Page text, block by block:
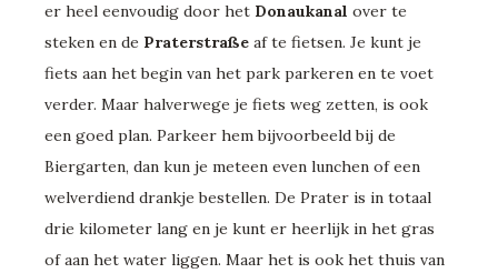
er heel eenvoudig door het Donaukanal over te
steken en de Praterstraße af te fietsen. Je kunt je
fiets aan het begin van het park parkeren en te voet
verder. Maar halverwege je fiets weg zetten, is ook
een goed plan. Parkeer hem bijvoorbeeld bij de
Biergarten, dan kun je meteen even lunchen of een
welverdiend drankje bestellen. De Prater is in totaal
drie kilometer lang en je kunt er heerlijk in het gras
of aan het water liggen. Maar het is ook het thuis van